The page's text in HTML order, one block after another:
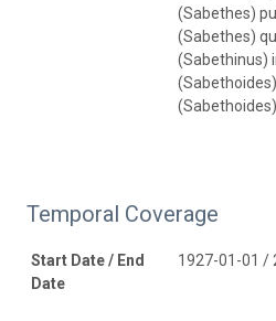
(Sabethes)
(Sabethes)
(Sabethinus)
Temporal Coverage
Start Date / End
Date
1927-01-01 /